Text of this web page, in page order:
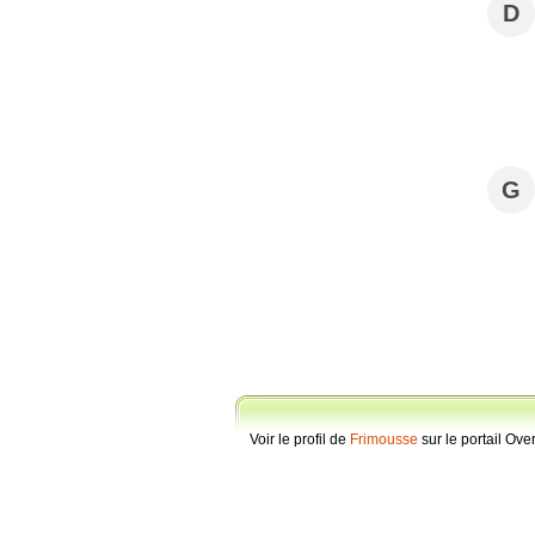
D
G
Voir le profil de Frimousse sur le portail